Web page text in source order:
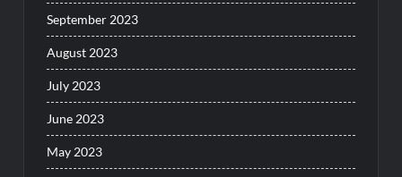
September 2023
August 2023
July 2023
June 2023
May 2023